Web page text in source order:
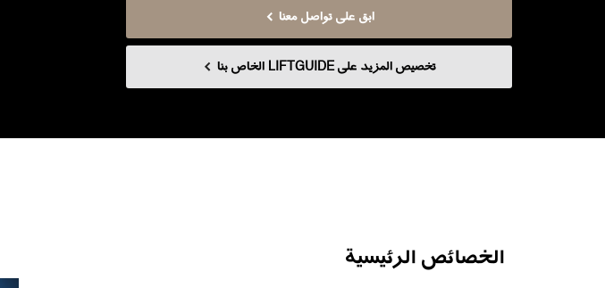
ابق على تواصل معنا
تخصيص المزيد على LIFTGUIDE الخاص بنا
الخصائص الرئيسية